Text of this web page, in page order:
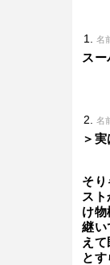
名
ス
名
＞
そ
ス
け
継い
え
とす